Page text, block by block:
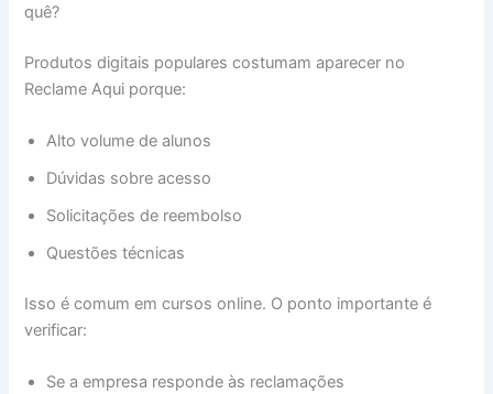
quê?
Produtos digitais populares costumam aparecer no
Reclame Aqui porque:
Alto volume de alunos
Dúvidas sobre acesso
Solicitações de reembolso
Questões técnicas
Isso é comum em cursos online. O ponto importante é
verificar:
Se a empresa responde às reclamações